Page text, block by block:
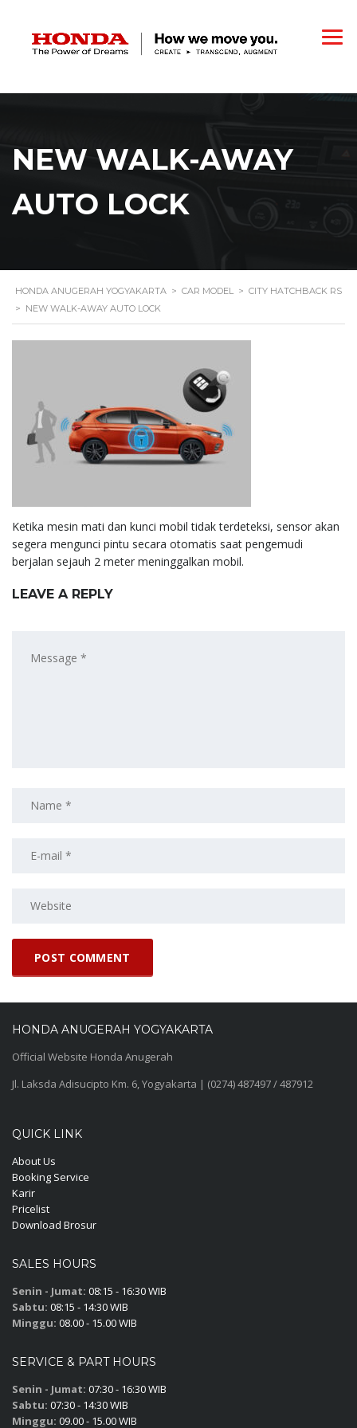
NEW WALK-AWAY
AUTO LOCK
HONDA ANUGERAH YOGYAKARTA > CAR MODEL > CITY HATCHBACK RS
> NEW WALK-AWAY AUTO LOCK
Ketika mesin mati dan kunci mobil tidak terdeteksi, sensor akan
segera mengunci pintu secara otomatis saat pengemudi
berjalan sejauh 2 meter meninggalkan mobil.
LEAVE A REPLY
HONDA ANUGERAH YOGYAKARTA
Official Website Honda Anugerah
Jl. Laksda Adisucipto Km. 6, Yogyakarta | (0274) 487497 / 487912
QUICK LINK
About Us
Booking Service
Karir
Pricelist
Download Brosur
SALES HOURS
Senin - Jumat: 08:15 - 16:30 WIB
Sabtu: 08:15 - 14:30 WIB
Minggu: 08.00 - 15.00 WIB
SERVICE & PART HOURS
Senin - Jumat: 07:30 - 16:30 WIB
Sabtu: 07:30 - 14:30 WIB
Minggu: 09.00 - 15.00 WIB